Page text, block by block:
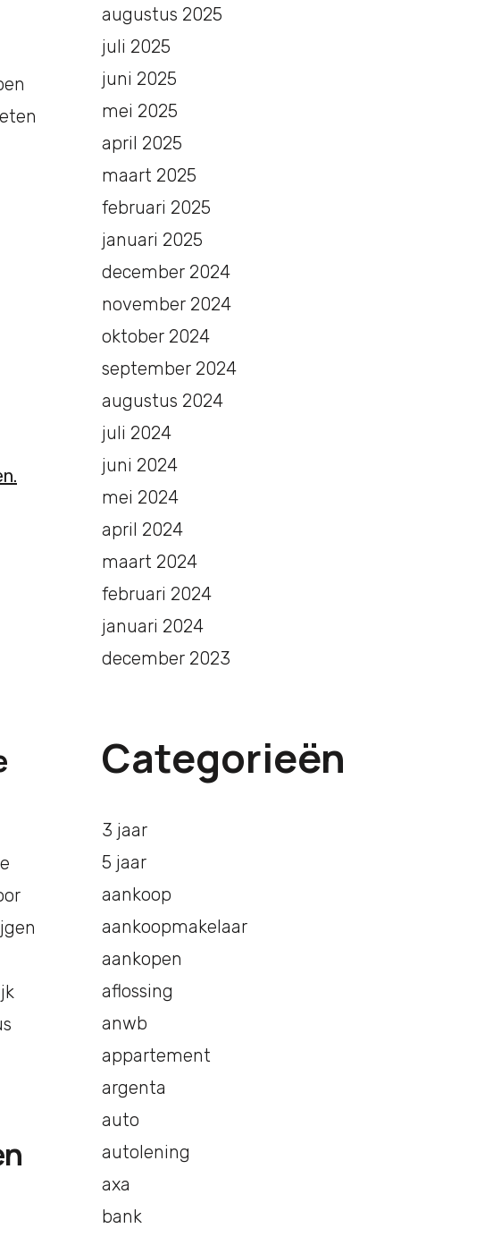
augustus 2025
juli 2025
juni 2025
mei 2025
april 2025
maart 2025
februari 2025
januari 2025
december 2024
november 2024
oktober 2024
september 2024
augustus 2024
juli 2024
juni 2024
mei 2024
april 2024
maart 2024
februari 2024
januari 2024
december 2023
Categorieën
3 jaar
5 jaar
aankoop
aankoopmakelaar
aankopen
aflossing
anwb
appartement
argenta
auto
autolening
axa
bank